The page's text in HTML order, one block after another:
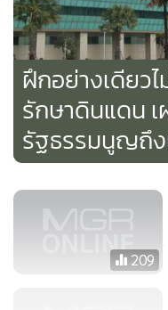
เป็นผู้ถ่ายทอด ส่วนความ
กรธ. ตนเป็นประชาชนค
ตอนนี้ก็คงต้องตัดสินใจอีกค
ขณะที่นายอมรกล่าวว่า ก
การขับเคลื่อนทำความเข้
ประสานงานและให้ข้อมูล
ประชามติจะสำรวจควา
รัฐธรรมนูญอย่างต่อเนื่อง
35 ของรัฐธรรมนูญแห่งร
2557 แก้ไขเพิ่มเติม (ฉบั
ฝึกอย่างเดียว
รักษาดินแดน
รัฐธรรมนูญถึง
209